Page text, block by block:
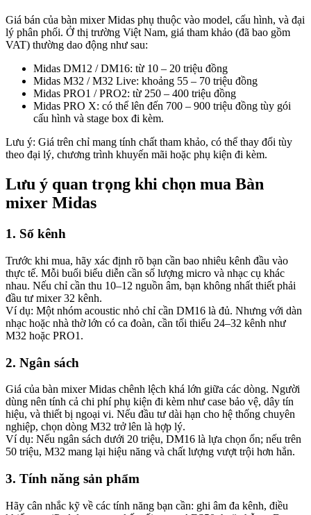
Giá bán của bàn mixer Midas phụ thuộc vào model, cấu hình, và đại
lý phân phối. Ở thị trường Việt Nam, giá tham khảo (đã bao gồm
VAT) thường dao động như sau:
Midas DM12 / DM16: từ 10 – 20 triệu đồng
Midas M32 / M32 Live: khoảng 55 – 70 triệu đồng
Midas PRO1 / PRO2: từ 250 – 400 triệu đồng
Midas PRO X: có thể lên đến 700 – 900 triệu đồng tùy gói
cấu hình và stage box đi kèm.
Lưu ý: Giá trên chỉ mang tính chất tham khảo, có thể thay đổi tùy
theo đại lý, chương trình khuyến mãi hoặc phụ kiện đi kèm.
Lưu ý quan trọng khi chọn mua Bàn
mixer Midas
1. Số kênh
Trước khi mua, hãy xác định rõ bạn cần bao nhiêu kênh đầu vào
thực tế. Mỗi buổi biểu diễn cần số lượng micro và nhạc cụ khác
nhau. Nếu chỉ cần thu 10–12 nguồn âm, bạn không nhất thiết phải
đầu tư mixer 32 kênh.
Ví dụ: Một nhóm acoustic nhỏ chỉ cần DM16 là đủ. Nhưng với dàn
nhạc hoặc nhà thờ lớn có ca đoàn, cần tối thiểu 24–32 kênh như
M32 hoặc PRO1.
2. Ngân sách
Giá của bàn mixer Midas chênh lệch khá lớn giữa các dòng. Người
dùng nên tính cả chi phí phụ kiện đi kèm như case bảo vệ, dây tín
hiệu, và thiết bị ngoại vi. Nếu đầu tư dài hạn cho hệ thống chuyên
nghiệp, chọn dòng M32 trở lên là hợp lý.
Ví dụ: Nếu ngân sách dưới 20 triệu, DM16 là lựa chọn ổn; nếu trên
50 triệu, M32 mang lại hiệu năng và chất lượng vượt trội hơn hẳn.
3. Tính năng sản phẩm
Hãy cân nhắc kỹ về các tính năng bạn cần: ghi âm đa kênh, điều